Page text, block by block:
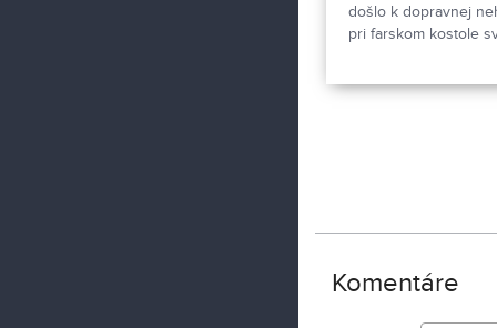
došlo k dopravnej
pri farskom kostole
Komentáre